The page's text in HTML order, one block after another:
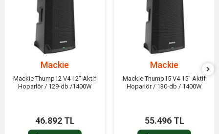
Mackie
Mackie Thump12 V4 12" Aktif
Hoparlör / 129-db /1400W
46.892 TL
Mackie
Mackie Thump15 V4 15" Aktif
Hoparlör / 130-db / 1400W
55.496 TL